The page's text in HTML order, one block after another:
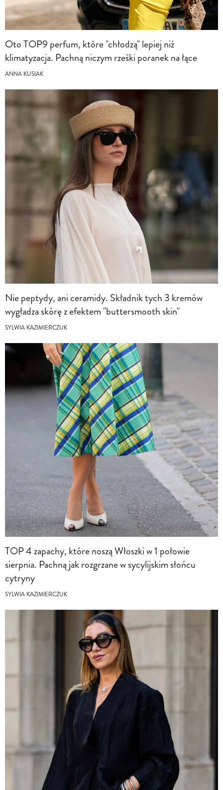
Oto TOP9 perfum, które "chłodzą" lepiej niż
klimatyzacja. Pachną niczym rześki poranek na łące
ANNA KUSIAK
Nie peptydy, ani ceramidy. Składnik tych 3 kremów
wygładza skórę z efektem "buttersmooth skin"
SYLWIA KAZIMIERCZUK
TOP 4 zapachy, które noszą Włoszki w 1 połowie
sierpnia. Pachną jak rozgrzane w sycylijskim słońcu
cytryny
SYLWIA KAZIMIERCZUK